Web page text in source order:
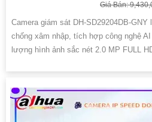
Giá Bán:
Camera giám sát DH-SD29204DB-
chống xâm nhập, tích hợp công nghệ
lượng hình ảnh sắc nét 2.0 MP FULL